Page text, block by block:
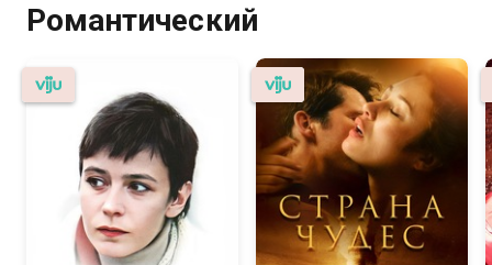
Романтический